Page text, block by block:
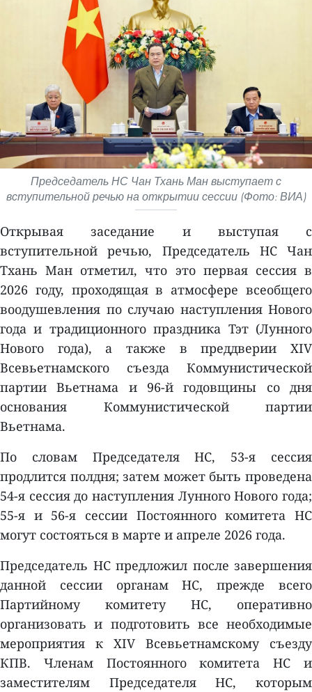
Председатель НС Чан Тхань Ман выступает с
вступительной речью на открытии сессии (Фото: ВИА)
Открывая заседание и выступая с
вступительной речью, Председатель НС Чан
Тхань Ман отметил, что это первая сессия в
2026 году, проходящая в атмосфере всеобщего
воодушевления по случаю наступления Нового
года и традиционного праздника Тэт (Лунного
Нового года), а также в преддверии XIV
Всевьетнамского съезда Коммунистической
партии Вьетнама и 96-й годовщины со дня
основания Коммунистической партии
Вьетнама.
По словам Председателя НС, 53-я сессия
продлится полдня; затем может быть проведена
54-я сессия до наступления Лунного Нового года;
55-я и 56-я сессии Постоянного комитета НС
могут состояться в марте и апреле 2026 года.
Председатель НС предложил после завершения
данной сессии органам НС, прежде всего
Партийному комитету НС, оперативно
организовать и подготовить все необходимые
мероприятия к XIV Всевьетнамскому съезду
КПВ. Членам Постоянного комитета НС и
заместителям Председателя НС, которым